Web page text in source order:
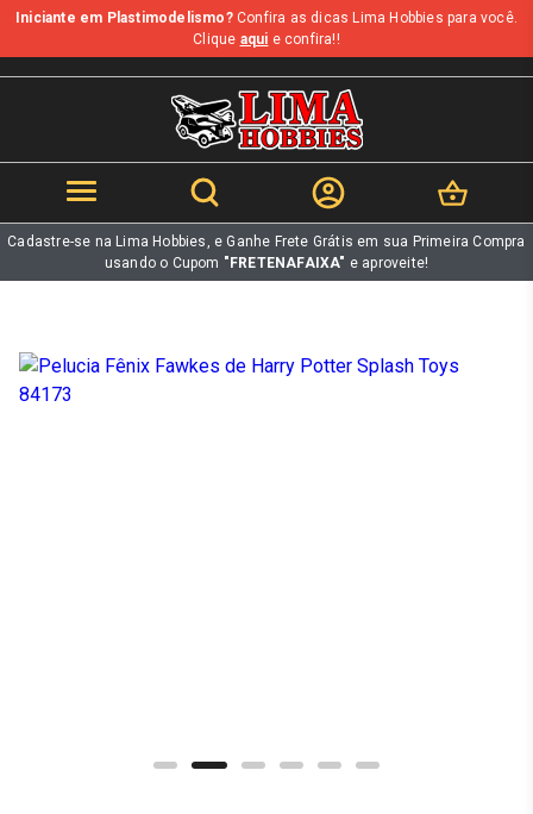
b
Iniciante em Plastimodelismo?Confira as dicas Lima Hobbies para você.
Clique aqui e confira!!
Cadastre-se na Lima Hobbies, e Ganhe Frete Grátis em sua Primeira Compra
usando o Cupom "FRETENAFAIXA" e aproveite!